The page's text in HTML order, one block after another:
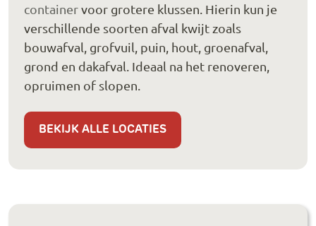
containervoor grotere klussen. Hierin kun je
verschillende soorten afval kwijt zoals
bouwafval, grofvuil, puin, hout, groenafval,
grond en dakafval. Ideaal na het renoveren,
opruimen of slopen.
BEKIJK ALLE LOCATIES